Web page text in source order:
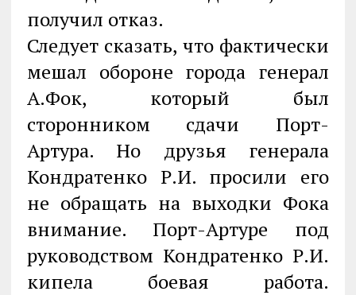
получил отказ.
Следует сказать, что фактически
мешал обороне города генерал
А.Фок, который был
сторонником сдачи Порт-
Артура. Но друзья генерала
Кондратенко Р.И. просили его
не обращать на выходки Фока
внимание. Порт-Артуре под
руководством Кондратенко Р.И.
кипела боевая работа.